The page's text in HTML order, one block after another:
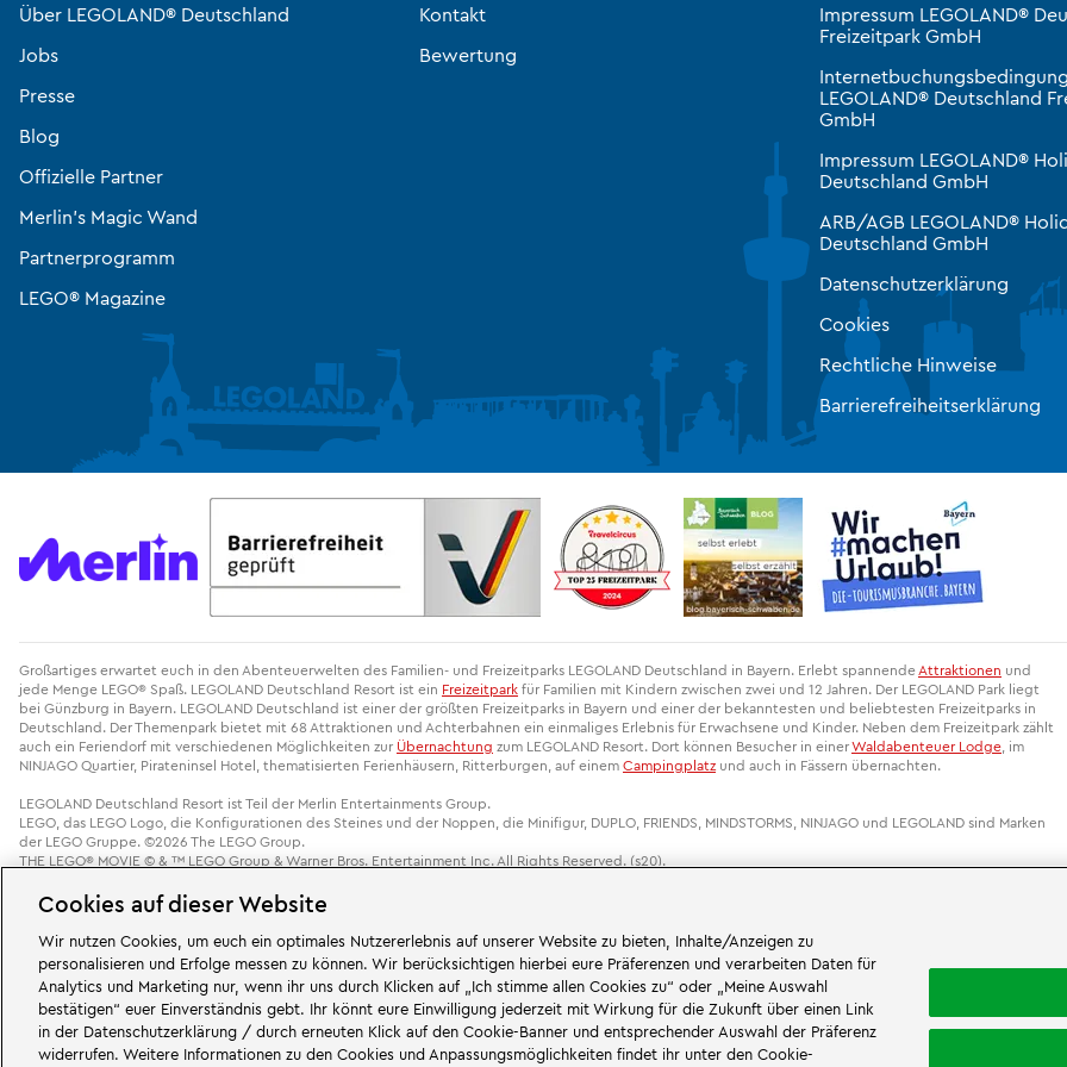
Über LEGOLAND® Deutschland
Jobs
Presse
Blog
Offizielle Partner
Merlin’s Magic Wand
Partnerprogramm
LEGO® Magazine
Kontakt
Bewertung
Impressum LEGOLAND®
Freizeitpark GmbH
LEGOLAND® Deutschland
GmbH
Impressum LEGOLAND®
Deutschland GmbH
ARB/AGB LEGOLAND®
Deutschland GmbH
Datenschutzerklärung
Cookies
Rechtliche Hinweise
Barrierefreiheitserklärung
Großartiges erwartet euch in den Abenteuerwelten des Familien- und Freizeitparks LEGOLAND Deutschland in Bayern. Erlebt spannende Attraktionen und
jede Menge LEGO® Spaß. LEGOLAND Deutschland Resort ist ein Freizeitpark für Familien mit Kindern zwischen zwei und 12 Jahren. Der LEGOLAND Park liegt
bei Günzburg in Bayern. LEGOLAND Deutschland ist einer der größten Freizeitparks in Bayern und einer der bekanntesten und beliebtesten Freizeitparks in
Deutschland. Der Themenpark bietet mit 68 Attraktionen und Achterbahnen ein einmaliges Erlebnis für Erwachsene und Kinder. Neben dem Freizeitpark zählt
auch ein Feriendorf mit verschiedenen Möglichkeiten zur Übernachtung zum LEGOLAND Resort. Dort können Besucher in einerWaldabenteuer Lodge , im
NINJAGO Quartier, Pirateninsel Hotel, thematisierten Ferienhäusern, Ritterburgen, auf einem Campingplatz und auch in Fässern übernachten.
LEGOLAND Deutschland Resort ist Teil der Merlin Entertainments Group.
LEGO, das LEGO Logo, die Konfigurationen des Steines und der Noppen, die Minifigur, DUPLO, FRIENDS, MINDSTORMS, NINJAGO und LEGOLAND sind Marken
der LEGO Gruppe. ©2026 The LEGO Group.
THE LEGO® MOVIE © & ™ LEGO Group & Warner Bros. Entertainment Inc. All Rights Reserved. (s20).
Reisezeitraum Erwachsene (18+) Kinder (0 - 17)
Cookies auf dieser Website
Wir nutzen Cookies, um euch ein optimales Nutzererlebnis auf unserer Website zu bieten, Inhalte/Anzeigen zu
personalisieren und Erfolge messen zu können. Wir berücksichtigen hierbei eure Präferenzen und verarbeiten Daten für
Analytics und Marketing nur, wenn ihr uns durch Klicken auf „Ich stimme allen Cookies zu“ oder „Meine Auswahl
bestätigen“ euer Einverständnis gebt. Ihr könnt eure Einwilligung jederzeit mit Wirkung für die Zukunft über einen Link
in der Datenschutzerklärung / durch erneuten Klick auf den Cookie-Banner und entsprechender Auswahl der Präferenz
widerrufen. Weitere Informationen zu den Cookies und Anpassungsmöglichkeiten findet ihr unter den Cookie-